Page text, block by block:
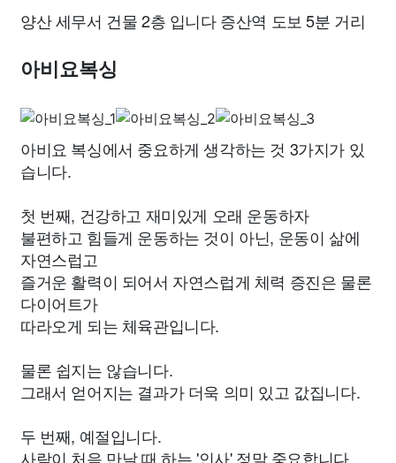
양산 세무서 건물 2층 입니다 증산역 도보 5분 거리
아비요복싱
아비요 복싱에서 중요하게 생각하는 것 3가지가 있
습니다.
첫 번째, 건강하고 재미있게 오래 운동하자
불편하고 힘들게 운동하는 것이 아닌, 운동이 삶에
자연스럽고
즐거운 활력이 되어서 자연스럽게 체력 증진은 물론
다이어트가
따라오게 되는 체육관입니다.
물론 쉽지는 않습니다.
그래서 얻어지는 결과가 더욱 의미 있고 값집니다.
두 번째, 예절입니다.
사람이 처음 만날 때 하는 '인사' 정말 중요합니다.